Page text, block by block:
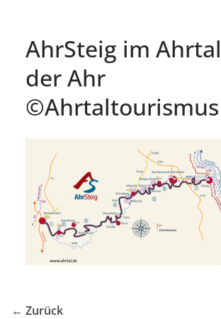
AhrSteig im
der Ahr
©Ahrtaltourismus
← Zurück